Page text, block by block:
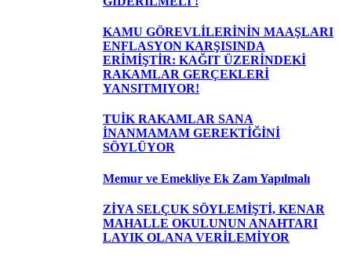
KAMU GÖREVLİLERİNİN MAAŞLARI
ENFLASYON KARŞISINDA
ERİMİŞTİR: KAĞIT ÜZERİNDEKİ
RAKAMLAR GERÇEKLERİ
YANSITMIYOR!
TUİK RAKAMLAR SANA
İNANMAMAM GEREKTİĞİNİ
SÖYLÜYOR
Memur ve Emekliye Ek Zam Yapılmalı
ZİYA SELÇUK SÖYLEMİŞTİ, KENAR
MAHALLE OKULUNUN ANAHTARI
LAYIK OLANA VERİLEMİYOR